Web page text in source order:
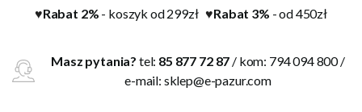
♥Rabat 2% - koszyk od 299zł♥Rabat 3% - od 450zł
Masz pytania? tel: 85 877 72 87 / kom: 794 094 800 /
e-mail: sklep@e-pazur.com